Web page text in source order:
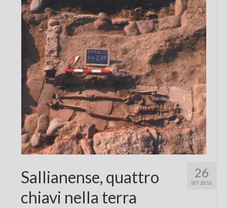
26
SET 2016
Sallianense, quattro
chiavi nella terra